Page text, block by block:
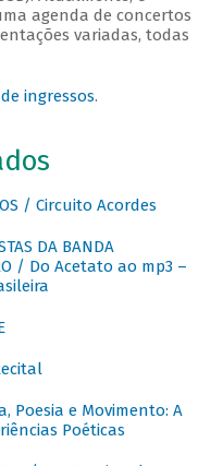
agenda de concertos
variadas, todas
ingressos.
/ Circuito Acordes
DA BANDA
/ Do Acetato ao mp3 –
Poesia e Movimento: A
Poéticas